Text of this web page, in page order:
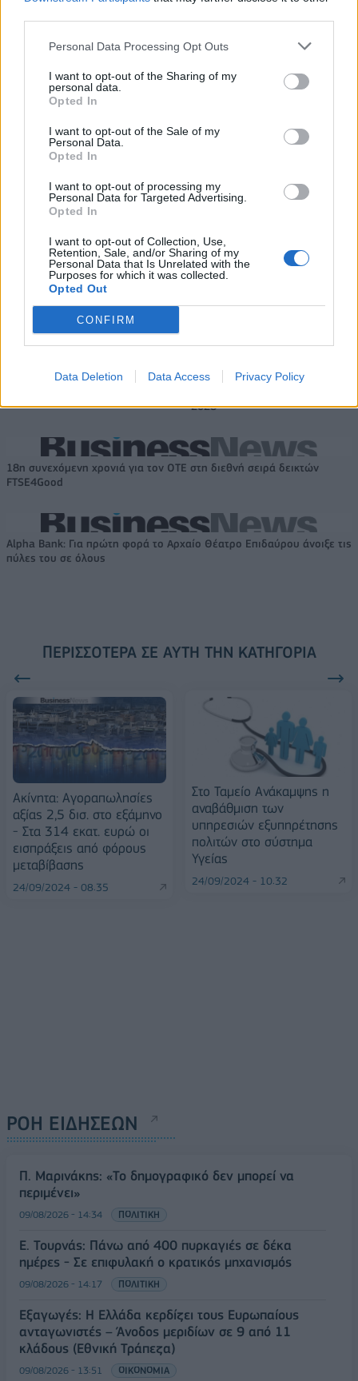
Personal Data Processing Opt Outs
I want to opt-out of the Sharing of my
personal data.
Opted In
I want to opt-out of the Sale of my
Personal Data.
Opted In
I want to opt-out of processing my
Personal Data for Targeted Advertising.
Opted In
I want to opt-out of Collection, Use,
Retention, Sale, and/or Sharing of my
Personal Data that Is Unrelated with the
Purposes for which it was collected.
Opted Out
CONFIRM
Data Deletion Data Access Privacy Policy
από τη ζωή στα 86 του ο
θρύλος του NBA
διέλυσαν με 111-71 τους Λας
Βέγκας Έισις! (vids)
Χρηματιστήριο Αθηνών: Εβδομαδιαία άνοδος 1,76%, κέρδη 23,31%
Ελληνική Αναπτυξιακή Τράπεζα:
Με «προίκα» 2 δισ. ευρώ
δισ. σε μικρομεσαίες
Υπ. Μεταφορών: Οριστική λύση
χρονοβόρες διαδικασίες
18.990 ευρώ
συνεχίζουν μαζί: Ανανέωση της
2028
18η συνεχόμενη χρονιά για τον ΟΤΕ στη διεθνή σειρά δεικτών
FTSE4Good
Alpha Bank: Για πρώτη φορά το Αρχαίο Θέατρο Επιδαύρου άνοιξε τις
πύλες του σε όλους
ΠΕΡΙΣΣΌΤΕΡΑ ΣΕ ΑΥΤΉ ΤΗΝ ΚΑΤΗΓΟΡΊΑ
Ακίνητα: Αγοραπωλησίες
αξίας 2,5 δισ. στο εξάμηνο
- Στα 314 εκατ. ευρώ οι
εισπράξεις από φόρους
μεταβίβασης
24/09/2024 - 08:35
Στο Ταμείο Ανάκαμψης η
αναβάθμιση των
υπηρεσιών εξυπηρέτησης
πολιτών στο σύστημα
Υγείας
24/09/2024 - 10:32
ΡΟΗ ΕΙΔΗΣΕΩΝ
Π. Μαρινάκης: «Το δημογραφικό δεν μπορεί να
περιμένει»
09/08/2026 - 14:34 ΠΟΛΙΤΙΚΗ
Ε. Τουρνάς: Πάνω από 400 πυρκαγιές σε δέκα
ημέρες - Σε επιφυλακή ο κρατικός μηχανισμός
09/08/2026 - 14:17 ΠΟΛΙΤΙΚΗ
Εξαγωγές: Η Ελλάδα κερδίζει τους Ευρωπαίους
ανταγωνιστές – Άνοδος μεριδίων σε 9 από 11
κλάδους (Εθνική Τράπεζα)
09/08/2026 - 13:51 ΟΙΚΟΝΟΜΙΑ